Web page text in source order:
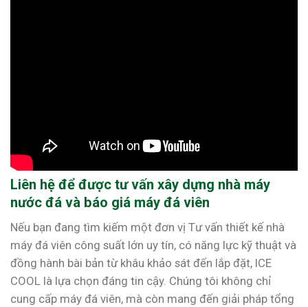
Liên hệ để được tư vấn xây dựng nhà máy
nước đá và báo giá máy đá viên
Nếu bạn đang tìm kiếm một đơn vị Tư vấn thiết kế nhà
máy đá viên công suất lớn uy tín, có năng lực kỹ thuật và
đồng hành bài bản từ khâu khảo sát đến lắp đặt, ICE
COOL là lựa chọn đáng tin cậy. Chúng tôi không chỉ
cung cấp máy đá viên, mà còn mang đến giải pháp tổng